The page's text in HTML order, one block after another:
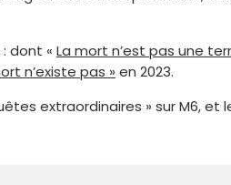
dont « La mort n’est pas une
n’existe pas » en 2023.
extraordinaires » sur M6, et